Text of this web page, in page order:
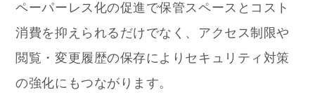
ペーパーレス化の促進で保管スペースとコスト
消費を抑えられるだけでなく、アクセス制限や
閲覧・変更履歴の保存によりセキュリティ対策
の強化にもつながります。